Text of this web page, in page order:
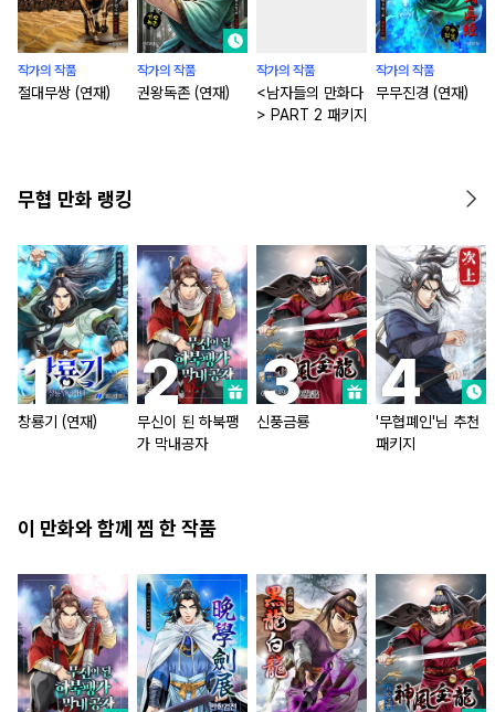
작가의 작품
절대무쌍 (연재)
작가의 작품
권왕독존 (연재)
작가의 작품
<남자들의 만화다
> PART 2 패키지
작가의 작품
무무진경 (연재)
무협 만화 랭킹
창룡기 (연재)
무신이 된 하북팽
가 막내공자
신풍금룡
'무협폐인'님 추천
패키지
이 만화와 함께 찜 한 작품